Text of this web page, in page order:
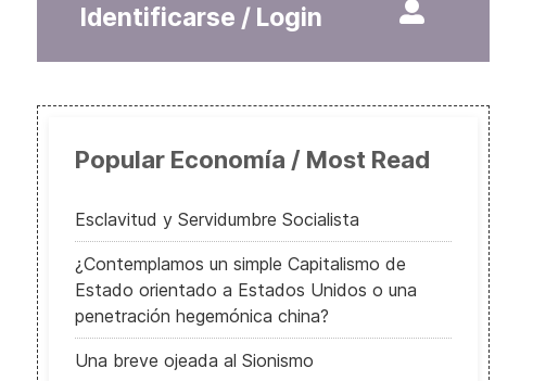
Identificarse / Login
Popular Economía / Most Read
Esclavitud y Servidumbre Socialista
¿Contemplamos un simple Capitalismo de
Estado orientado a Estados Unidos o una
penetración hegemónica china?
Una breve ojeada al Sionismo